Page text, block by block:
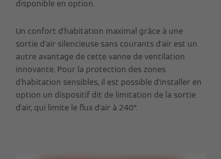
disponible en option.
Un confort d'habitation maximal grâce à une
sortie d'air silencieuse sans courants d'air est un
autre avantage de cette vanne de ventilation
innovante. Pour la protection des zones
d'habitation sensibles, il est possible d'installer en
option un dispositif dit de limitation de la sortie
d'air, qui limite le flux d'air à 240°.